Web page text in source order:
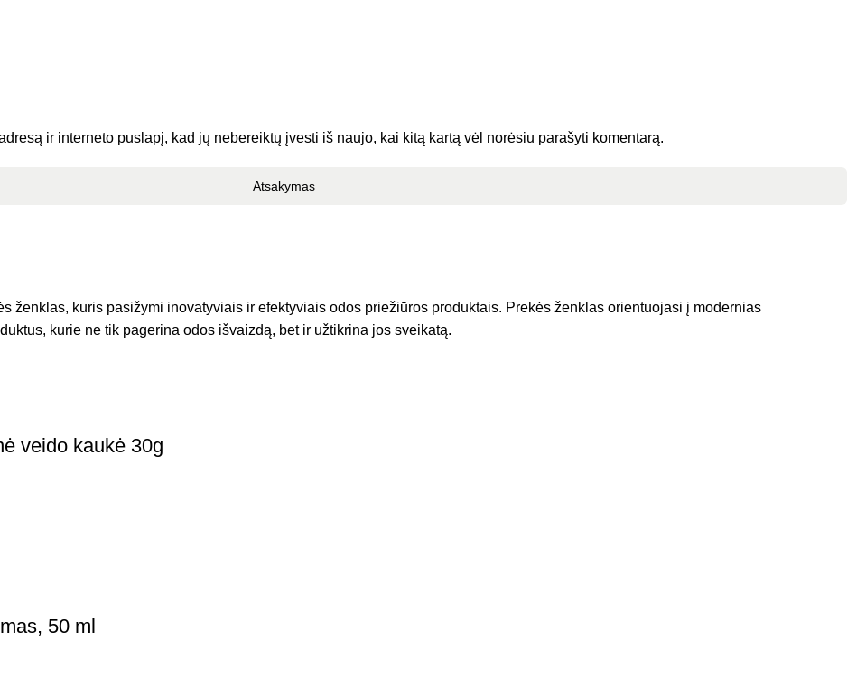
ir interneto puslapį, kad jų nebereiktų įvesti iš naujo, kai kitą kartą vėl norėsiu parašyti komentarą.
ženklas, kuris pasižymi inovatyviais ir efektyviais odos priežiūros produktais. Prekės ženklas orientuojasi į modernias
kurie ne tik pagerina odos išvaizdą, bet ir užtikrina jos sveikatą.
veido kaukė 30g
50 ml